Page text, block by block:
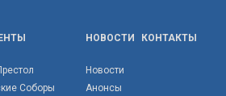
Соборы
НОВОСТИ
Новости
Анонсы
КОНТАКТЫ